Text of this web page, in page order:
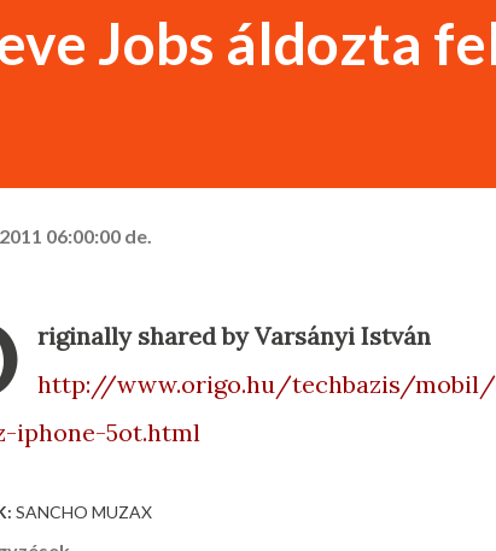
Jobs áldozta
06:00:00 de.
riginally shared by Varsányi István
http://www.origo.hu/techbazis/mobil/
iphone-5ot.html
SANCHO MUZAX